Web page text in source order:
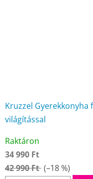
Kruzzel Gyerekkonyha
világítással
termék
átlagos
értékelése
Raktáron
34 990 Ft
42 990 Ft (–18 %)